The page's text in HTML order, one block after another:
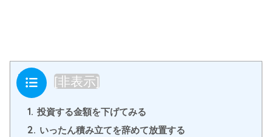
目次 [非表示]
1. 投資する金額を下げてみる
2. いったん積み立てを辞めて放置する